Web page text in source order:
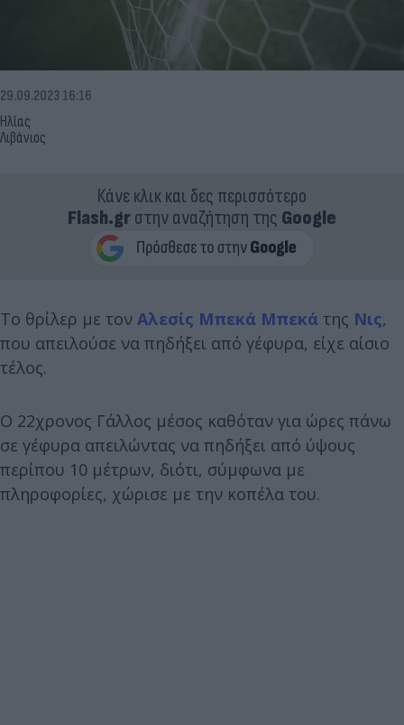
Ηλίας
Λιβάνιος
29.09.2023 16:16
Κάνε κλικ και δες περισσότερο
Flash.grστην αναζήτηση της Google
Το θρίλερ με τον Αλεσίς Μπεκά Μπεκά της Νις,
που απειλούσε να πηδήξει από γέφυρα, είχε αίσιο
τέλος.
Ο 22χρονος Γάλλος μέσος καθόταν για ώρες πάνω
σε γέφυρα απειλώντας να πηδήξει από ύψους
περίπου 10 μέτρων, διότι, σύμφωνα με
πληροφορίες, χώρισε με την κοπέλα του.